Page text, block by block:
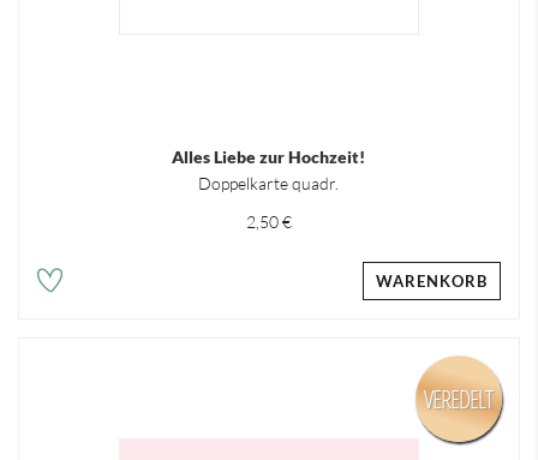
Alles Liebe zur Hochzeit!
Doppelkarte quadr.
2,50 €
WARENKORB
VEREDELT